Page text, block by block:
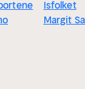
Isfolket
Margit